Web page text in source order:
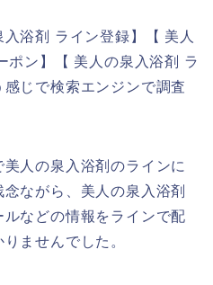
浴剤 ライン登録】【 美人
ポン】【 美人の泉入浴剤 ラ
じで検索エンジンで調査
人の泉入浴剤のラインに
ながら、美人の泉入浴剤
などの情報をラインで配
ませんでした。